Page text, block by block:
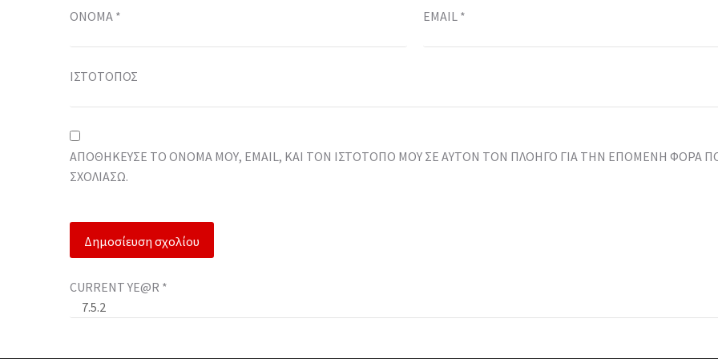
ΌΝΟΜΑ * EMAIL *
ΙΣΤΌΤΟΠΟΣ
ΑΠΟΘΉΚΕΥΣΕ ΤΟ ΌΝΟΜΆ ΜΟΥ, EMAIL, ΚΑΙ ΤΟΝ ΙΣΤΌΤΟΠΟ ΜΟΥ ΣΕ ΑΥΤΌΝ ΤΟΝ ΠΛΟΗΓΌ ΓΙΑ ΤΗΝ ΕΠΌΜΕΝΗ ΦΟΡΆ
ΣΧΟΛΙΆΣΩ.
CURRENT YE@R *